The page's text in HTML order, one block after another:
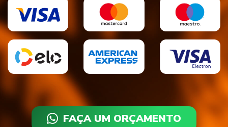
FAÇA UM ORÇAMENTO